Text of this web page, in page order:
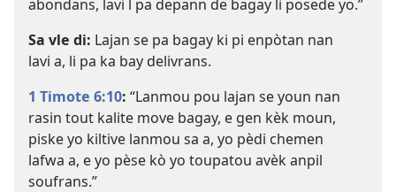
abondans, lavi l pa depann de bagay li posede yo.”
Sa vle di: Lajan se pa bagay ki pi enpòtan nan
lavi a, li pa ka bay delivrans.
1 Timote 6:10: “Lanmou pou lajan se youn nan
rasin tout kalite move bagay, e gen kèk moun,
piske yo kiltive lanmou sa a, yo pèdi chemen
lafwa a, e yo pèse kò yo toupatou avèk anpil
soufrans.”